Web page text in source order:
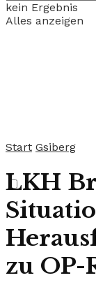
kein Ergebnis
Alles anzeigen
Start Gsiberg
LKH
zu OP-